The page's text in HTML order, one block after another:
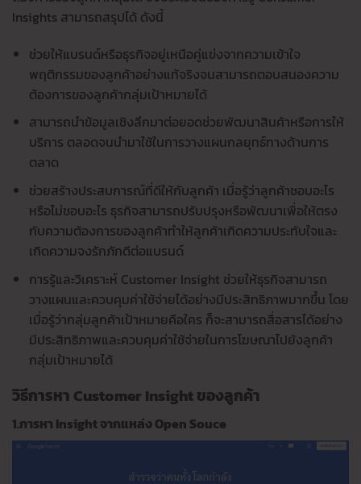
Insights สามารถสรุปได้ ดังนี้
ช่วยให้แบรนด์หรือธุรกิจอยู่เหนือคู่แข่งจากความเข้าใจ
พฤติกรรมของลูกค้าอย่างแท้จริงจนสามารถตอบสนองความ
ต้องการของลูกค้ากลุ่มเป้าหมายได้
สามารถนำข้อมูลเชิงลึกมาต่อยอดช่วยพัฒนาสินค้าหรือการให้
บริการ ตลอดจนนำมาใช้ในการวางแผนกลยุทธ์ทางด้านการ
ตลาด
ช่วยสร้างประสบการณ์ที่ดีให้กับลูกค้า เมื่อรู้ว่าลูกค้าชอบอะไร
หรือไม่ชอบอะไร ธุรกิจสามารถปรับปรุงหรือพัฒนาเพื่อให้ตรง
กับความต้องการของลูกค้าทำให้ลูกค้าเกิดความประทับใจและ
เกิดความจงรักภักดีต่อแบรนด์
การรู้และวิเคราะห์ Customer Insight ช่วยให้ธุรกิจสามารถ
วางแผนและควบคุมค่าใช้จ่ายได้อย่างมีประสิทธิภาพมากขึ้น โดย
เมื่อรู้ว่ากลุ่มลูกค้าเป้าหมายคือใคร ก็จะสามารถสื่อสารได้อย่าง
มีประสิทธิภาพและควบคุมค่าใช้จ่ายในการโฆษณาไปยังลูกค้า
กลุ่มเป้าหมายได้
วิธีการหา Customer Insightของลูกค้า
1.การหา Insight จากแหล่ง Open Souce